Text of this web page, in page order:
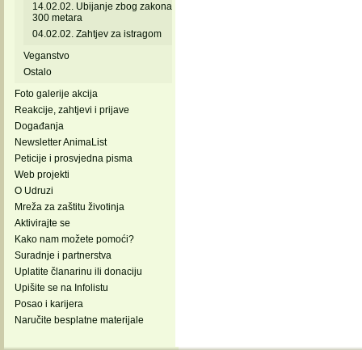
14.02.02. Ubijanje zbog zakona
300 metara
04.02.02. Zahtjev za istragom
Veganstvo
Ostalo
Foto galerije akcija
Reakcije, zahtjevi i prijave
Događanja
Newsletter AnimaList
Peticije i prosvjedna pisma
Web projekti
O Udruzi
Mreža za zaštitu životinja
Aktivirajte se
Kako nam možete pomoći?
Suradnje i partnerstva
Uplatite članarinu ili donaciju
Upišite se na Infolistu
Posao i karijera
Naručite besplatne materijale